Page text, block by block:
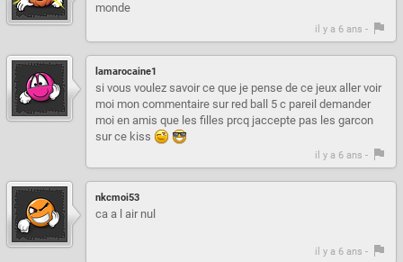
monde
il y a 6 ans -
lamarocaine1
si vous voulez savoir ce que je pense de ce jeux aller voir
moi mon commentaire sur red ball 5 c pareil demander
moi en amis que les filles prcq jaccepte pas les garcon
sur ce kiss
il y a 6 ans -
nkcmoi53
ca a l air nul
il y a 6 ans -